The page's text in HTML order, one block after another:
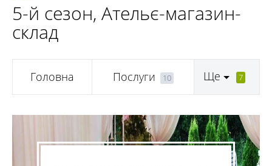
5-й сезон, Ательє-магазин-
склад
Головна Послуги 10 Ще 7